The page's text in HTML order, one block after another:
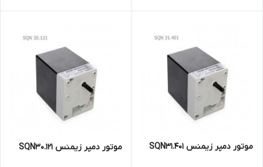
موتور دمپر زیمنس SQN31.401 موتور دمپر زیمنس SQN30.121